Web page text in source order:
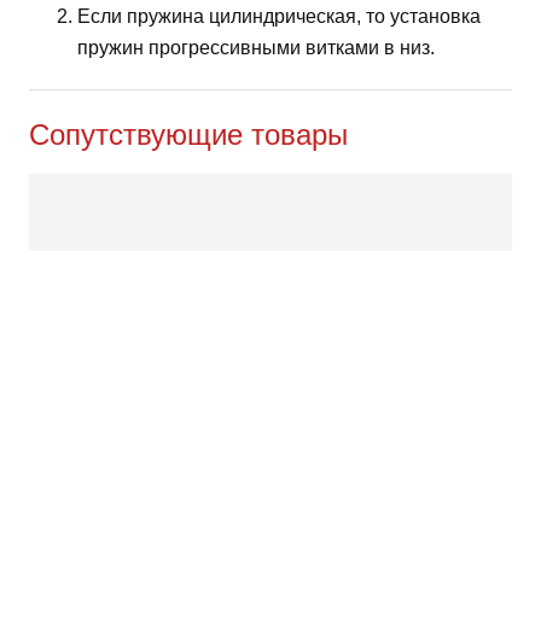
Если пружина цилиндрическая, то установка
пружин прогрессивными витками в низ.
Сопутствующие товары